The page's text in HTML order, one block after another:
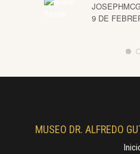
9 DE
MUSEO DR. ALFREDO